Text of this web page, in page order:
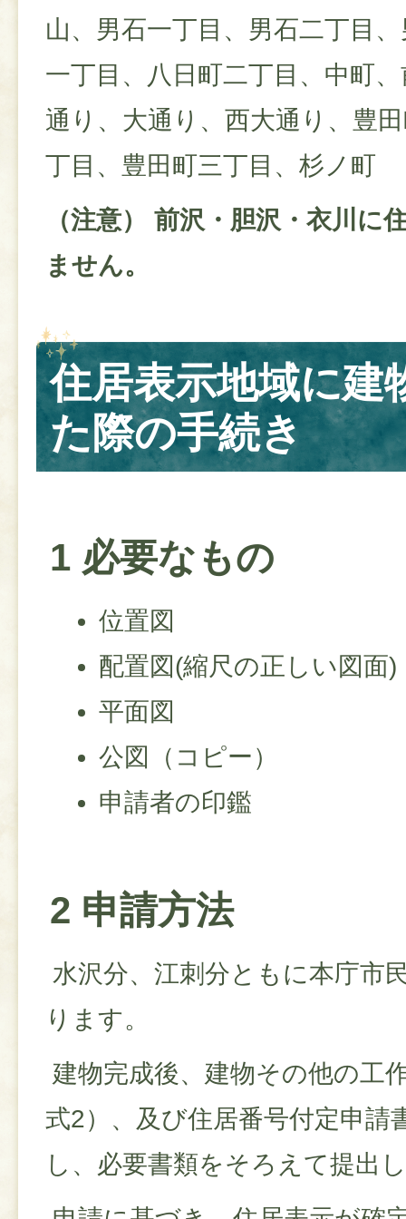
山、男石一丁目、男石二丁目
一丁目、八日町二丁目、中町
通り、大通り、西大通り、豊
丁目、豊田町三丁目、杉ノ町
（注意） 前沢・胆沢・衣川に
ません。
住居表示地域に建
た際の手続き
1 必要なもの
位置図
配置図(縮尺の正しい図面)
平面図
公図（コピー）
申請者の印鑑
2 申請方法
水沢分、江刺分ともに本庁市
ります。
建物完成後、建物その他の工
式2）、及び住居番号付定申請
し、必要書類をそろえて提出